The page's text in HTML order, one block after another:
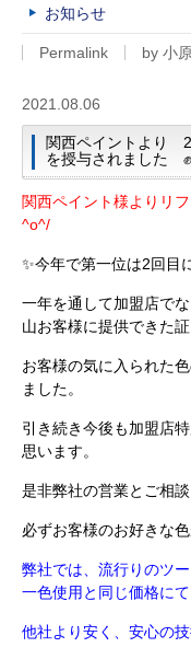
お知らせ
Permalink by 小
2021.08.06
関西ペイントより
を授与されました ✊
関西ペイント様よりリ
^o^/
✨今年で第一位は2回目
一年を通して加盟店で
山お客様に提供できた
お客様の気に入られた
ました。
引き続き今後も加盟店
思います。
是非弊社の営業とご相談
必ずお客様のお好きな
弊社では、流行りのツ
一色使用と同じ価格に
他社より安く、安心の